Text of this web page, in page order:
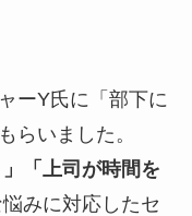
ーY氏に「部下に
らいました。
」「上司が時間を
みに対応したセ